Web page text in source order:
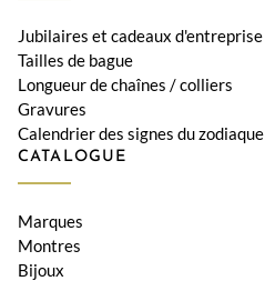
Jubilaires et cadeaux d'entreprise
Tailles de bague
Longueur de chaînes / colliers
Gravures
Calendrier des signes du zodiaque
CATALOGUE
Marques
Montres
Bijoux